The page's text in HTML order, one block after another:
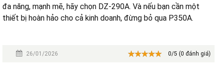
đa năng, mạnh mẽ, hãy chọn DZ-290A. Và nếu bạn cần một
thiết bị hoàn hảo cho cả kinh doanh, đừng bỏ qua P350A.
26/01/2026 0/5 (0 đánh giá)